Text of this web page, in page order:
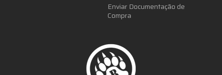
Enviar Documentação de
Compra